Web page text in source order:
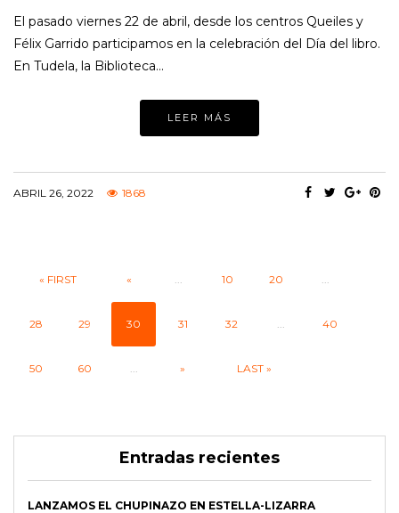
El pasado viernes 22 de abril, desde los centros Queiles y
Félix Garrido participamos en la celebración del Día del libro.
En Tudela, la Biblioteca…
LEER MÁS
ABRIL 26, 2022 1868
« FIRST « ... 10 20 ...
28 29 30 31 32 ... 40
50 60 ... » LAST »
Entradas recientes
LANZAMOS EL CHUPINAZO EN ESTELLA-LIZARRA